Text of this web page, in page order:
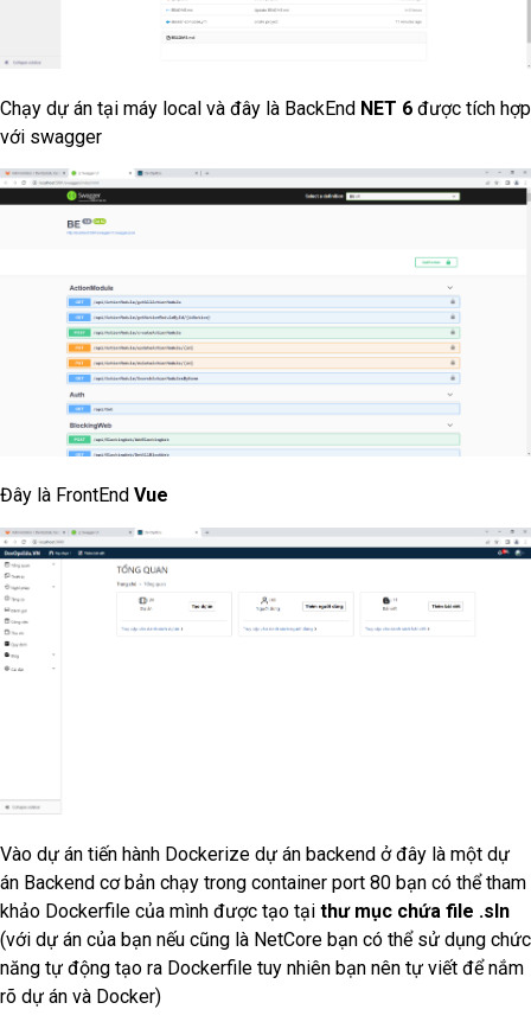
Chạy dự án tại máy local và đây là BackEnd NET 6 được tích hợp
với swagger
Đây là FrontEnd Vue
Vào dự án tiến hành Dockerize dự án backend ở đây là một dự
án Backend cơ bản chạy trong container port 80 bạn có thể tham
khảo Dockerfile của mình được tạo tại thư mục chứa file .sln
(với dự án của bạn nếu cũng là NetCore bạn có thể sử dụng chức
năng tự động tạo ra Dockerfile tuy nhiên bạn nên tự viết để nắm
rõ dự án và Docker)